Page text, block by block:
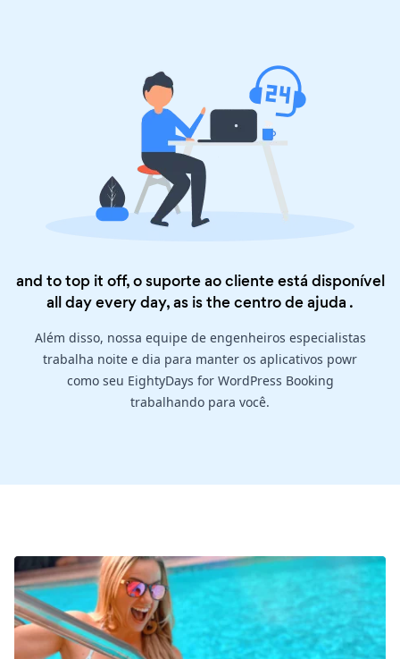
and to top it off, o suporte ao cliente está disponível
all day every day, as is thecentro de ajuda .
Além disso, nossa equipe de engenheiros especialistas
trabalha noite e dia para manter os aplicativos powr
como seu EightyDays for WordPress Booking
trabalhando para você.